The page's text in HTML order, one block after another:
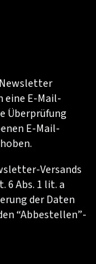
eine E-Mail-
Überprüfung
E-Mail-
Versands
Abs. 1 lit. a
der Daten
“Abbestellen”-